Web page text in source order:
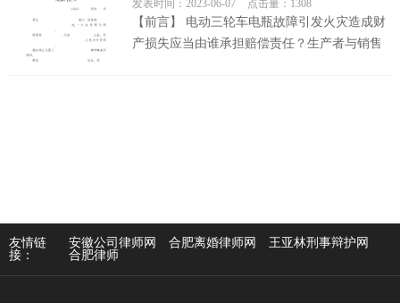
销售者不承担责任
发表时间：2023-06-07 点击量：1308
【前言】 电动三轮车电瓶故障引发火灾造成财
产损失应当由谁承担赔偿责任？生产者与销售
友情链
接：
安徽公司律师网 合肥离婚律师网
王亚林刑事辩护网
合肥律师